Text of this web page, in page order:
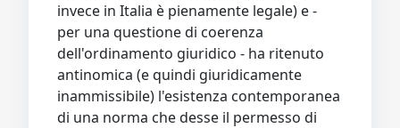
invece in Italia è pienamente legale) e -
per una questione di coerenza
dell'ordinamento giuridico - ha ritenuto
antinomica (e quindi giuridicamente
inammissibile) l'esistenza contemporanea
di una norma che desse il permesso di